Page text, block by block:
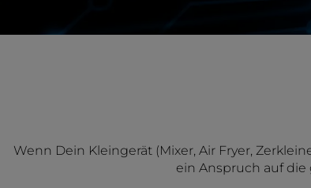
Wenn Dein Kleingerät (Mixer, Air Fryer,
ein Anspruch auf